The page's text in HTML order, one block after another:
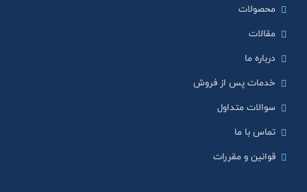
محصولات
مقالات
درباره ما
خدمات پس از فروش
سوالات متداول
تماس با ما
قوانین و مقررات